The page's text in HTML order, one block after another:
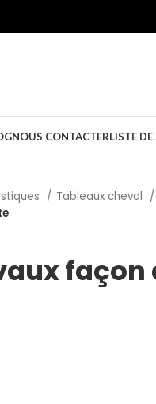
NOUS CONTACTERLISTE
Tableaux cheval